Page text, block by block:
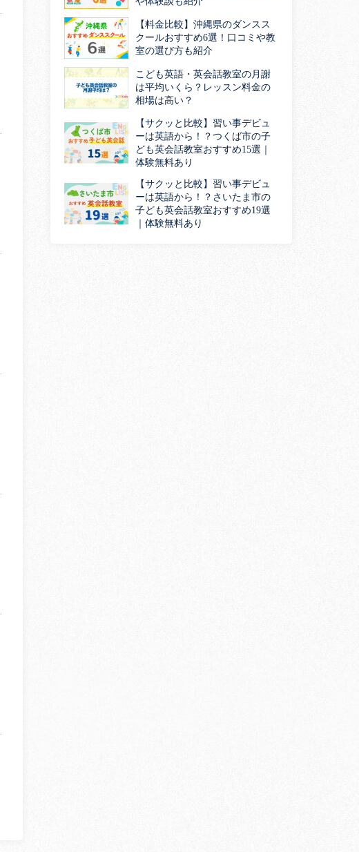
【料金比較】沖縄県のダンスス
クールおすすめ6選！口コミや教
室の選び方も紹介
こども英語・英会話教室の月謝
は平均いくら？レッスン料金の
相場は高い？
【サクッと比較】習い事デビュ
ーは英語から！？つくば市の子
ども英会話教室おすすめ15選｜
体験無料あり
【サクッと比較】習い事デビュ
ーは英語から！？さいたま市の
子ども英会話教室おすすめ19選
｜体験無料あり